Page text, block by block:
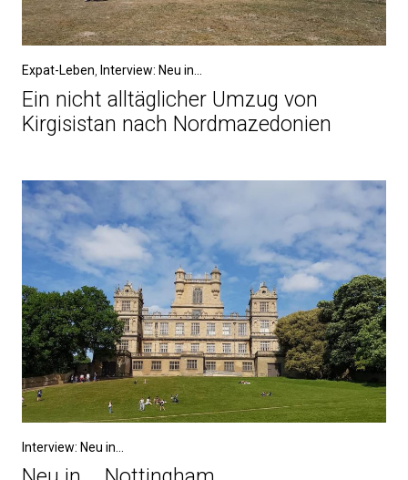
Expat-Leben Interview: Neu in...
Ein nicht alltäglicher Umzug von
Kirgisistan nach Nordmazedonien
Interview: Neu in...